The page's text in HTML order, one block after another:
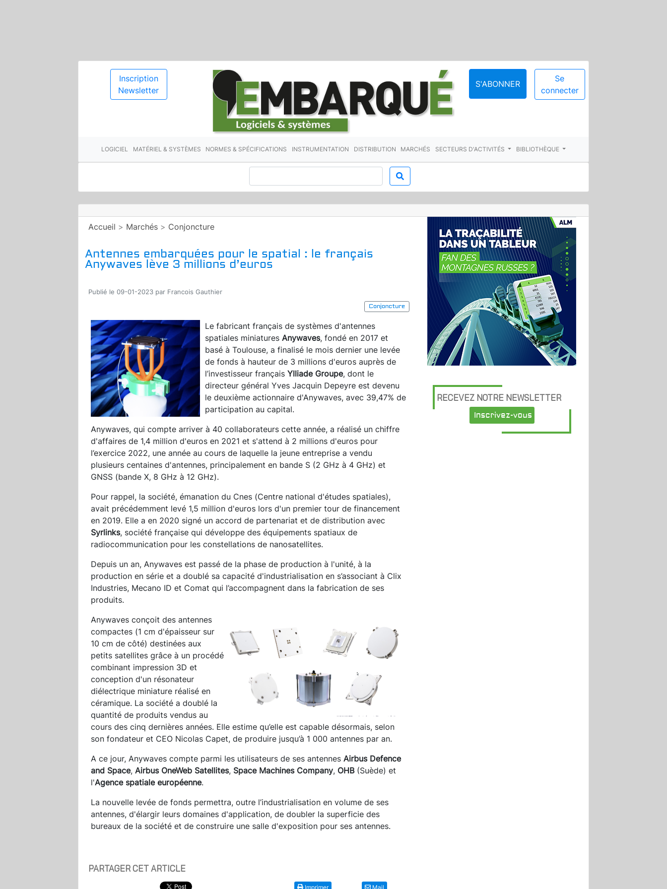
Inscription
Newsletter
S'ABONNER
Se
connecter
LOGICIEL MATÉRIEL & SYSTÈMES NORMES & SPÉCIFICATIONS INSTRUMENTATION DISTRIBUTION MARCHÉS SECTEURS D'ACTIVITÉS BIBLIOTHÈQUE
Accueil > Marchés > Conjoncture
Antennes embarquées pour le spatial : le français
Anywaves lève 3 millions d’euros
Publié le 09-01-2023 par Francois Gauthier
Conjoncture
Le fabricant français de systèmes d'antennes
spatiales miniatures Anywaves, fondé en 2017 et
basé à Toulouse, a finalisé le mois dernier une levée
de fonds à hauteur de 3 millions d'euros auprès de
l’investisseur français Ylliade Groupe, dont le
directeur général Yves Jacquin Depeyre est devenu
le deuxième actionnaire d'Anywaves, avec 39,47% de
participation au capital.
Anywaves, qui compte arriver à 40 collaborateurs cette année, a réalisé un chiffre
d'affaires de 1,4 million d'euros en 2021 et s'attend à 2 millions d'euros pour
l’exercice 2022, une année au cours de laquelle la jeune entreprise a vendu
plusieurs centaines d'antennes, principalement en bande S (2 GHz à 4 GHz) et
GNSS (bande X, 8 GHz à 12 GHz).
Pour rappel, la société, émanation du Cnes (Centre national d'études spatiales),
avait précédemment levé 1,5 million d'euros lors d'un premier tour de financement
en 2019. Elle a en 2020 signé un accord de partenariat et de distribution avec
Syrlinks, société française qui développe des équipements spatiaux de
radiocommunication pour les constellations de nanosatellites.
Depuis un an, Anywaves est passé de la phase de production à l'unité, à la
production en série et a doublé sa capacité d'industrialisation en s’associant à Clix
Industries, Mecano ID et Comat qui l’accompagnent dans la fabrication de ses
produits.
Anywaves conçoit des antennes
compactes (1 cm d'épaisseur sur
10 cm de côté) destinées aux
petits satellites grâce à un procédé
combinant impression 3D et
conception d'un résonateur
diélectrique miniature réalisé en
céramique. La société a doublé la
quantité de produits vendus au
cours des cinq dernières années. Elle estime qu’elle est capable désormais, selon
son fondateur et CEO Nicolas Capet, de produire jusqu’à 1 000 antennes par an.
A ce jour, Anywaves compte parmi les utilisateurs de ses antennes Airbus Defence
and Space, Airbus OneWeb Satellites, Space Machines Company, OHB(Suède) et
l'Agence spatiale européenne.
La nouvelle levée de fonds permettra, outre l’industrialisation en volume de ses
antennes, d'élargir leurs domaines d'application, de doubler la superficie des
bureaux de la société et de construire une salle d'exposition pour ses antennes.
PARTAGER CET ARTICLE
Imprimer Mail
RECEVEZ NOTRE NEWSLETTER
Inscrivez-vous